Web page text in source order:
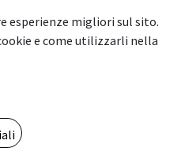
sas
esperienze migliori sul sito.
e come utilizzarli nella